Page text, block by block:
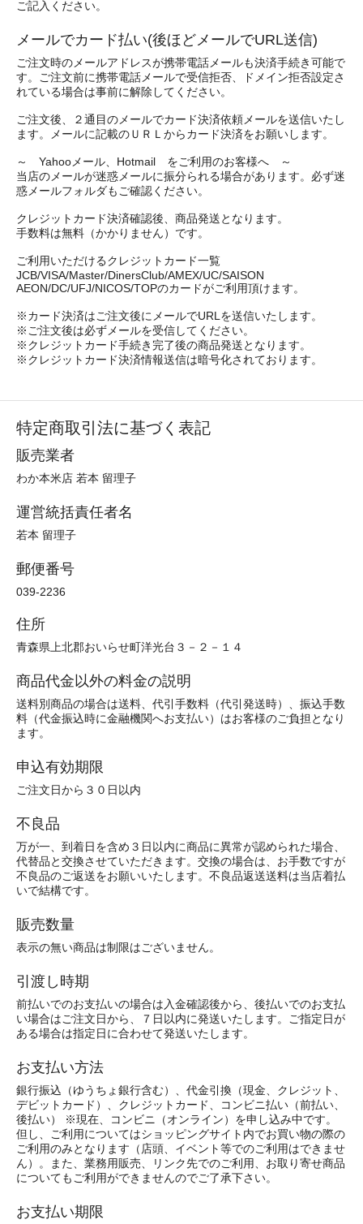
ご記入ください。
メールでカード払い(後ほどメールでURL送信)
ご注文時のメールアドレスが携帯電話メールも決済手続き可能で
す。ご注文前に携帯電話メールで受信拒否、ドメイン拒否設定さ
れている場合は事前に解除してください。
ご注文後、２通目のメールでカード決済依頼メールを送信いたし
ます。メールに記載のＵＲＬからカード決済をお願いします。
～ Yahooメール、Hotmail をご利用のお客様へ ～
当店のメールが迷惑メールに振分られる場合があります。必ず迷
惑メールフォルダもご確認ください。
クレジットカード決済確認後、商品発送となります。
手数料は無料（かかりません）です。
ご利用いただけるクレジットカード一覧
JCB/VISA/Master/DinersClub/AMEX/UC/SAISON
AEON/DC/UFJ/NICOS/TOPのカードがご利用頂けます。
※カード決済はご注文後にメールでURLを送信いたします。
※ご注文後は必ずメールを受信してください。
※クレジットカード手続き完了後の商品発送となります。
※クレジットカード決済情報送信は暗号化されております。
特定商取引法に基づく表記
販売業者
わか本米店 若本 留理子
運営統括責任者名
若本 留理子
郵便番号
039-2236
住所
青森県上北郡おいらせ町洋光台３－２－１４
商品代金以外の料金の説明
送料別商品の場合は送料、代引手数料（代引発送時）、振込手数
料（代金振込時に金融機関へお支払い）はお客様のご負担となり
ます。
申込有効期限
ご注文日から３０日以内
不良品
万が一、到着日を含め３日以内に商品に異常が認められた場合、
代替品と交換させていただきます。交換の場合は、お手数ですが
不良品のご返送をお願いいたします。不良品返送送料は当店着払
いで結構です。
販売数量
表示の無い商品は制限はございません。
引渡し時期
前払いでのお支払いの場合は入金確認後から、後払いでのお支払
い場合はご注文日から、７日以内に発送いたします。ご指定日が
ある場合は指定日に合わせて発送いたします。
お支払い方法
銀行振込（ゆうちょ銀行含む）、代金引換（現金、クレジット、
デビットカード）、クレジットカード、コンビニ払い（前払い、
後払い） ※現在、コンビニ（オンライン）を申し込み中です。
但し、ご利用についてはショッピングサイト内でお買い物の際の
ご利用のみとなります（店頭、イベント等でのご利用はできませ
ん）。また、業務用販売、リンク先でのご利用、お取り寄せ商品
についてもご利用ができませんのでご了承下さい。
お支払い期限